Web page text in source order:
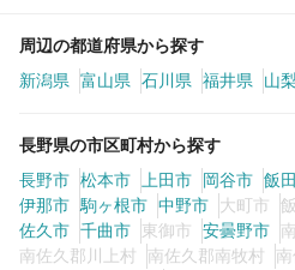
周辺の都道府県から探す
新潟県
富山県 石川県 福井県 山
長野県の市区町村から探す
長野市 松本市 上田市 岡谷市 飯
伊那市 駒ヶ根市 中野市 大町市
佐久市 千曲市 東御市 安曇野市
南佐久郡川上村
南佐久郡南牧村